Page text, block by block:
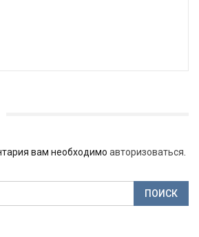
вам необходимо авторизоваться